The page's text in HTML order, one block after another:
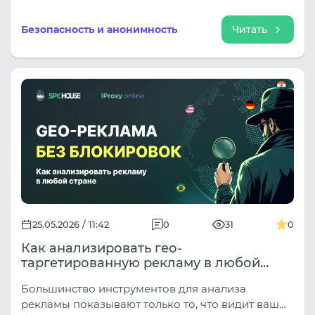
рабочие процессы не превращались в источник
Безопасность и анонимность Читать
25.05.2026 / 11:42 0 31 0
Как анализировать гео-
таргетированную рекламу в любой
Большинство инструментов для анализа
рекламы показывают только то, что видит ваш